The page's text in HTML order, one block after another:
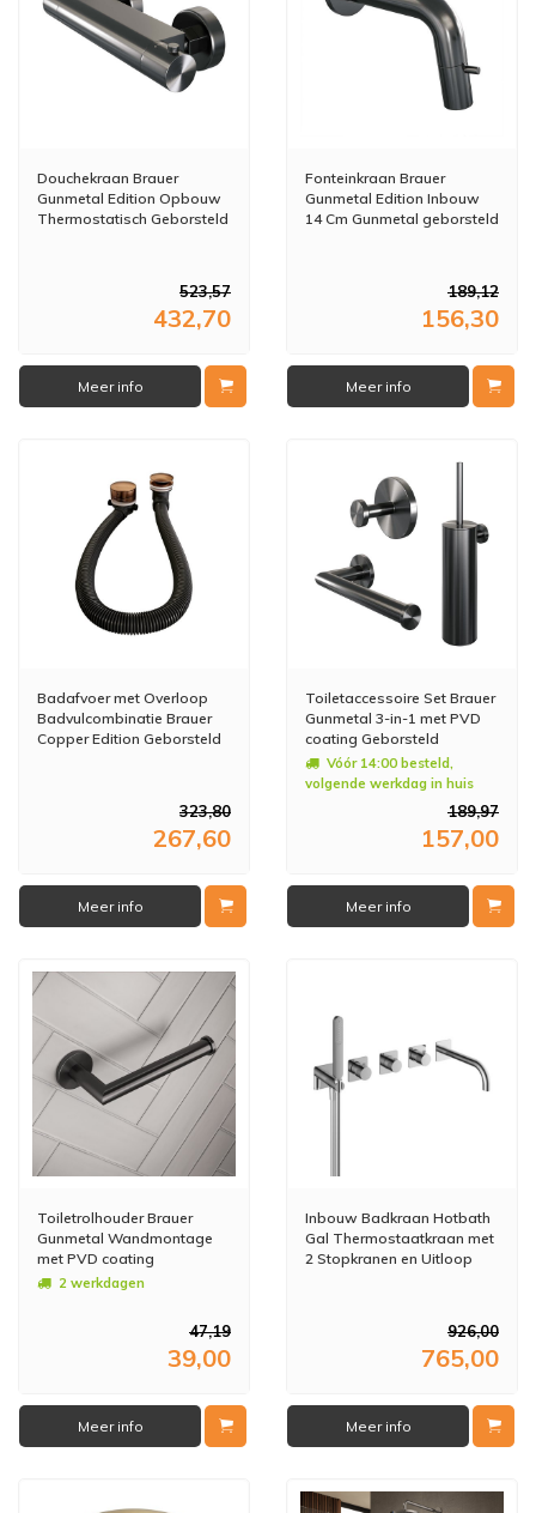
Douchekraan Brauer
Gunmetal Edition Opbouw
Thermostatisch Geborsteld
523,57
432,70
Meer info
Fonteinkraan Brauer
Gunmetal Edition Inbouw
14 Cm Gunmetal geborsteld
189,12
156,30
Meer info
Badafvoer met Overloop
Badvulcombinatie Brauer
Copper Edition Geborsteld
323,80
267,60
Meer info
Toiletaccessoire Set Brauer
Gunmetal 3-in-1 met PVD
coating Geborsteld
Gunmetal
Vóór 14:00 besteld,
volgende werkdag in huis
189,97
157,00
Meer info
Toiletrolhouder Brauer
Gunmetal Wandmontage
met PVD coating
Geborsteld Gunmetal
2 werkdagen
47,19
39,00
Meer info
Inbouw Badkraan Hotbath
Gal Thermostaatkraan met
2 Stopkranen en Uitloop
926,00
765,00
Meer info